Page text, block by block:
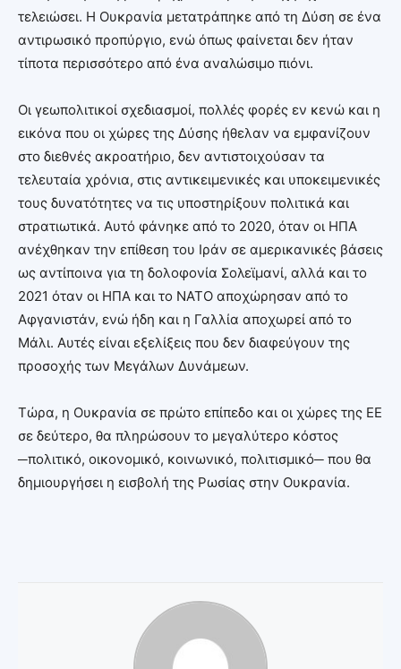
τελειώσει. Η Ουκρανία μετατράπηκε από τη Δύση σε ένα
αντιρωσικό προπύργιο, ενώ όπως φαίνεται δεν ήταν
τίποτα περισσότερο από ένα αναλώσιμο πιόνι.
Οι γεωπολιτικοί σχεδιασμοί, πολλές φορές εν κενώ και η
εικόνα που οι χώρες της Δύσης ήθελαν να εμφανίζουν
στο διεθνές ακροατήριο, δεν αντιστοιχούσαν τα
τελευταία χρόνια, στις αντικειμενικές και υποκειμενικές
τους δυνατότητες να τις υποστηρίξουν πολιτικά και
στρατιωτικά. Αυτό φάνηκε από το 2020, όταν οι ΗΠΑ
ανέχθηκαν την επίθεση του Ιράν σε αμερικανικές βάσεις
ως αντίποινα για τη δολοφονία Σολεϊμανί, αλλά και το
2021 όταν οι ΗΠΑ και το ΝΑΤΟ αποχώρησαν από το
Αφγανιστάν, ενώ ήδη και η Γαλλία αποχωρεί από το
Μάλι. Αυτές είναι εξελίξεις που δεν διαφεύγουν της
προσοχής των Μεγάλων Δυνάμεων.
Τώρα, η Ουκρανία σε πρώτο επίπεδο και οι χώρες της ΕΕ
σε δεύτερο, θα πληρώσουν το μεγαλύτερο κόστος
─πολιτικό, οικονομικό, κοινωνικό, πολιτισμικό─ που θα
δημιουργήσει η εισβολή της Ρωσίας στην Ουκρανία.